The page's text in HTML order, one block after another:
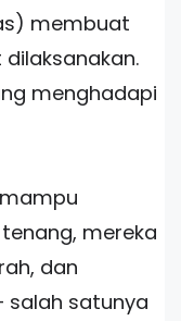
membuat
menghadapi
mereka
dan
salah satunya